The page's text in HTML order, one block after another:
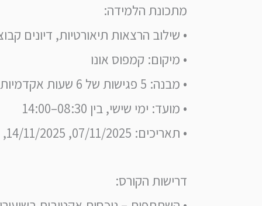
מתכונת הלמידה:
• שילוב הרצאות תיאורטיות, דיונים
• מיקום: קמפוס אונו
• מבנה: 5 פגישות של 6 שעות אקדמיות
• מועד: ימי שישי, בין 08:30–14:00
• תאריכים: 07/11/2025, 14/11/2025, 21/11/2025, 28/11/2025, 05/12/2025
דרישות הקורס: